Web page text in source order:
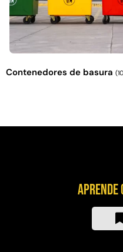
Contenedores de basura